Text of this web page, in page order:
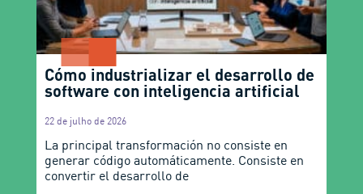
Cómo industrializar el desarrollo de
software con inteligencia artificial
22 de julho de 2026
La principal transformación no consiste en
generar código automáticamente. Consiste en
convertir el desarrollo de